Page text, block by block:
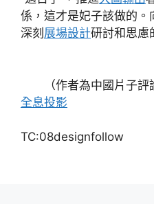
係，這才是妃子該做的。
深刻 展場設計研討和思慮
（作者為中國片子評
全息投影
TC:08designfollow